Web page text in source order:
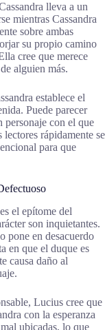
lleva a un
mientras Cassandra
sobre ambas
su propio camino
cree que merece
alguien más.
establece el
Puede parecer
personaje con el que
rápidamente se
para que
el epítome del
son inquietantes.
pone en desacuerdo
en que el duque es
causa daño al
Lucius cree que
con la esperanza
ubicadas, lo que